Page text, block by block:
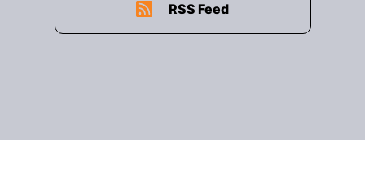
00:01:22: Tobi, welche Grundversicherungen
sind für Unternehmer unerlässlich?
RSS Feed